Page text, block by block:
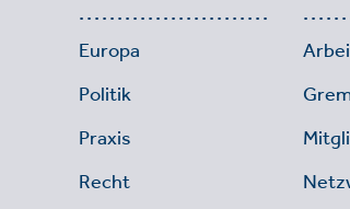
Europa
Politik
Praxis
Recht